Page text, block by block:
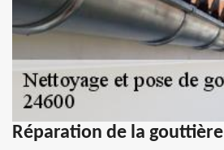
Réparation de la gouttière